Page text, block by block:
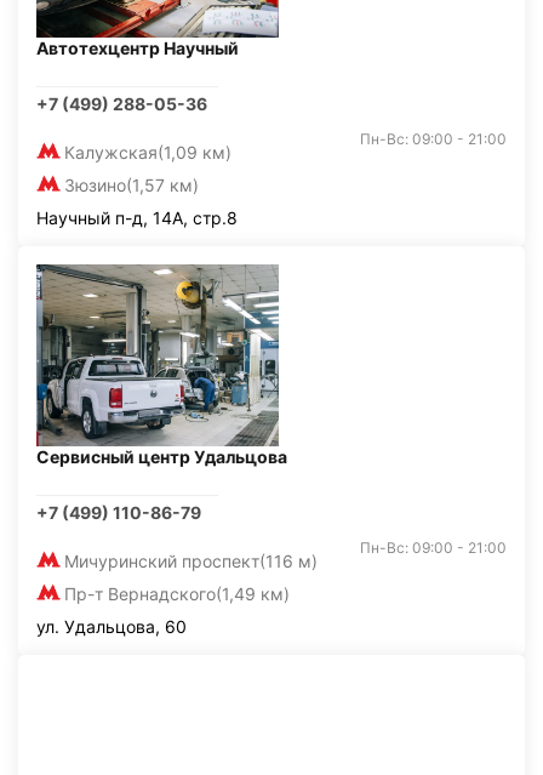
Автотехцентр Научный
+7 (499) 288-05-36
Калужская(1,09 км)
Зюзино(1,57 км)
Пн-Вс: 09:00 - 21:00
Научный п-д, 14А, стр.8
Сервисный центр Удальцова
+7 (499) 110-86-79
Мичуринский проспект(116 м)
Пр-т Вернадского(1,49 км)
Пн-Вс: 09:00 - 21:00
ул. Удальцова, 60